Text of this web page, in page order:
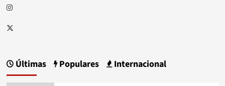
Instagram
Twitter
Últimas Populares Internacional